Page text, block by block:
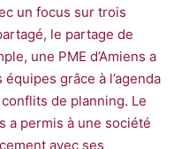
un focus sur trois
le partage de
une PME d’Amiens a
grâce à l’agenda
de planning. Le
a permis à une société
avec ses